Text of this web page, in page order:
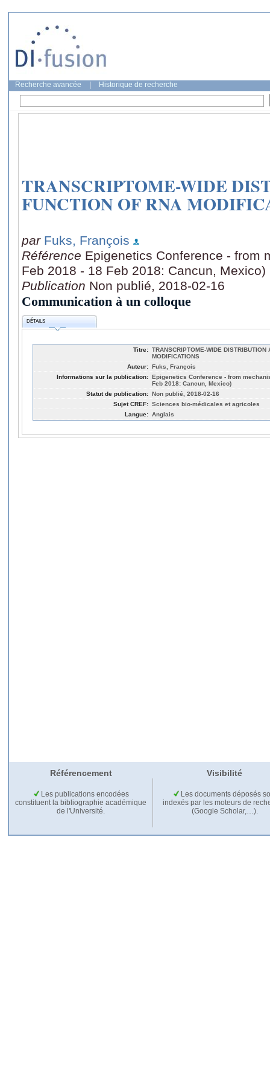
Recherche avancée Historique de recherche
TRANSCRIPTOME-WIDE
FUNCTION OF RNA
par Fuks, François
Référence Epigenetics Conference - from
Feb 2018 - 18 Feb 2018: Cancun, Mexico)
Publication Non publié, 2018-02-16
Communication à un colloque
DÉTAILS
Titre: TRANSCRIPTOME-WIDE DISTRIBUTION
MODIFICATIONS
Auteur: Fuks, François
Informations sur la publication: Epigenetics Conference - from
Feb 2018: Cancun, Mexico)
Statut de publication: Non publié, 2018-02-16
Sujet CREF: Sciences bio-médicales et agricoles
Langue: Anglais
Référencement Visibilité
Les publications encodées
constituent la bibliographie académique
de l'Université.
Les documents déposés
indexés par les moteurs de
(Google Scholar,…).